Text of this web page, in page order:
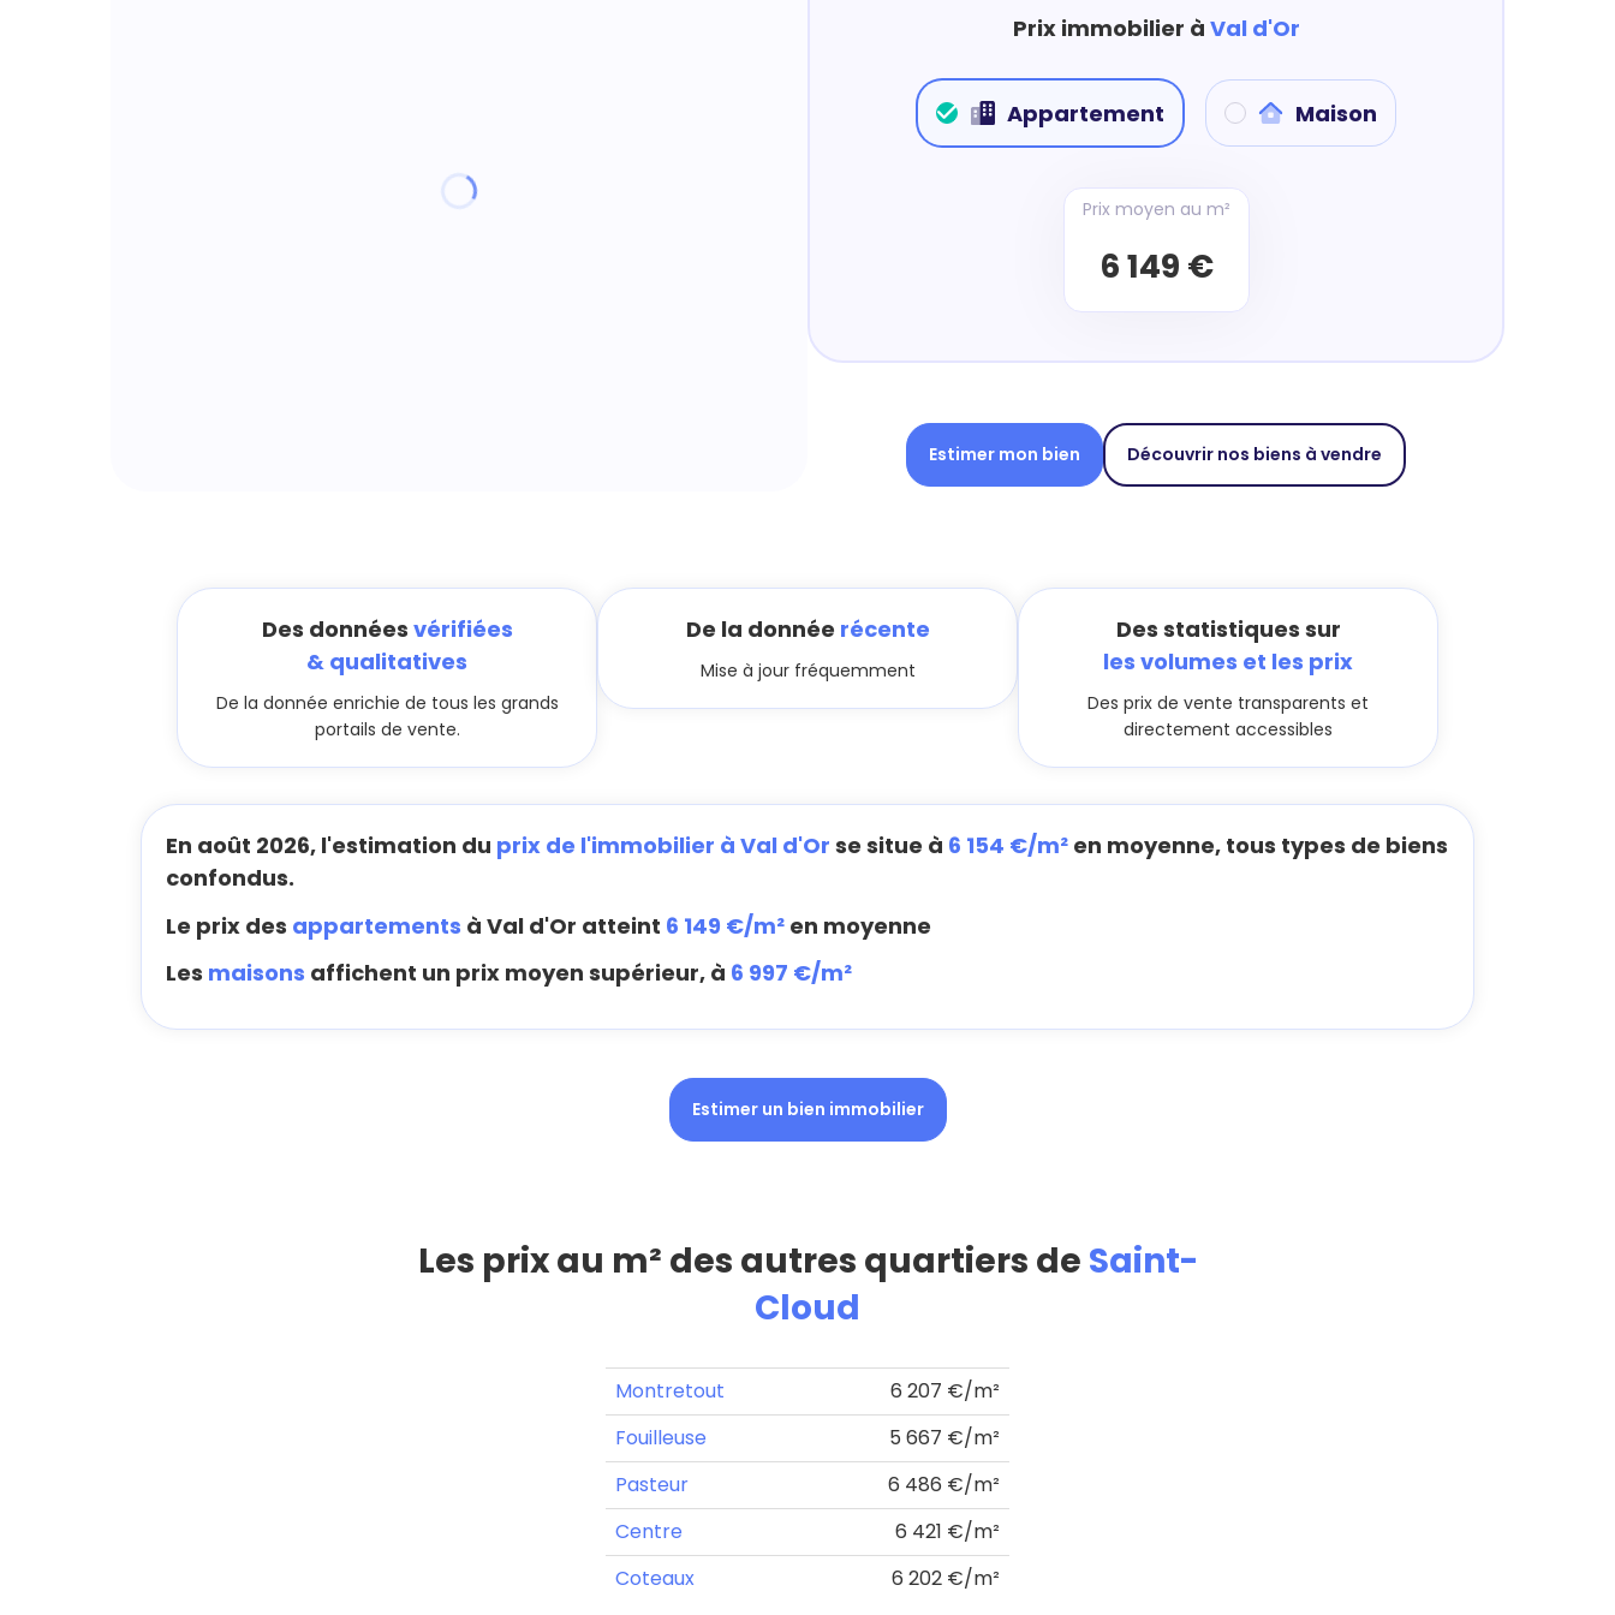
Prix immobilier à Val d'Or
Appartement Maison
Prix moyen au m²
6 149 €
Estimer mon bien Découvrir nos biens à vendre
Des données vérifiées
& qualitatives
De la donnée enrichie de tous les grands
portails de vente.
De la donnée récente
Mise à jour fréquemment
Des statistiques sur
les volumes et les prix
Des prix de vente transparents et
directement accessibles
En août 2026, l'estimation du prix de l'immobilier à Val d'Or se situe à 6 154 €/m² en moyenne, tous types de biens
confondus.
Le prix des appartements à Val d'Or atteint 6 149 €/m² en moyenne
Les maisons affichent un prix moyen supérieur, à 6 997 €/m²
Estimer un bien immobilier
Les prix au m² des autres quartiers de Saint-
Cloud
Montretout
6 207 €/m²
Fouilleuse
5 667 €/m²
Pasteur
6 486 €/m²
Centre
6 421 €/m²
Coteaux
6 202 €/m²